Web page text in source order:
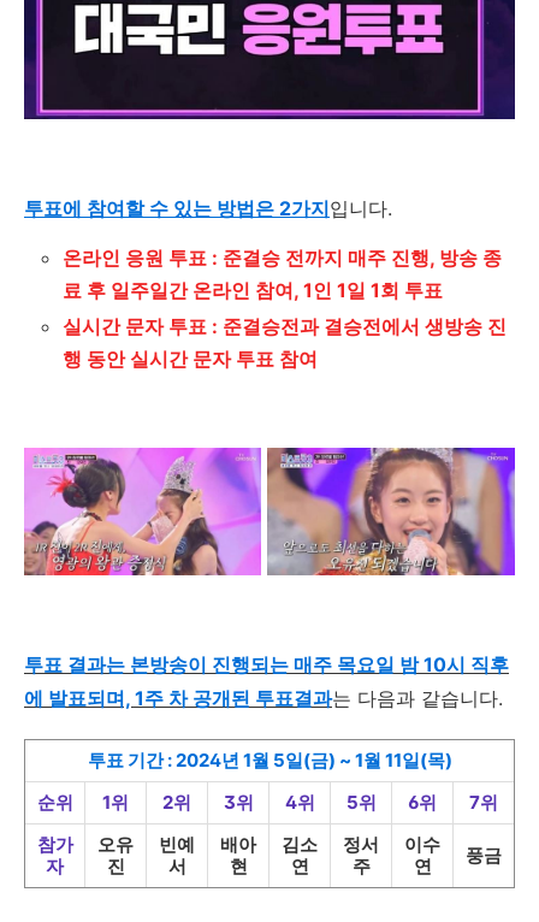
투표에 참여할 수 있는 방법은 2가지입니다.
온라인 응원 투표 : 준결승 전까지 매주 진행, 방송 종
료 후 일주일간 온라인 참여, 1인 1일 1회 투표
실시간 문자 투표 : 준결승전과 결승전에서 생방송 진
행 동안 실시간 문자 투표 참여
투표 결과는 본방송이 진행되는 매주 목요일 밤 10시 직후
에 발표되며, 1주 차 공개된 투표결과는 다음과 같습니다.
투표 기간 : 2024년 1월 5일(금) ~ 1월 11일(목)
순위
1위 2위 3위 4위 5위 6위
7위
참가
자
오유
진
빈예
서
배아
현
김소
연
정서
주
이수
연
풍금